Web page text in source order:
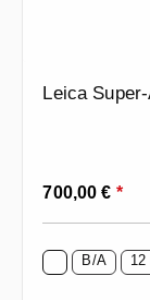
Leica
Prezzo
700,00 € *
B/A 12